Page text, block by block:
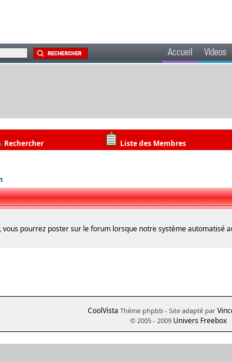
Accueil Videos
Rechercher Liste des Membres
vous pourrez poster sur le forum lorsque notre système automatisé
CoolVista Thème phpbb - Site adapté par
© 2005 - 2009 Univers Freebox